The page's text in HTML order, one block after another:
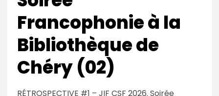
Francophonie à la
Bibliothèque de
Chéry (02)
RÉTROSPECTIVE #1 – JIF CSF 2026. Soirée